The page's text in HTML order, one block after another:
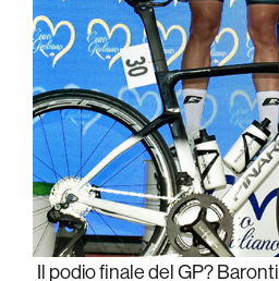
Il podio finale del GP?